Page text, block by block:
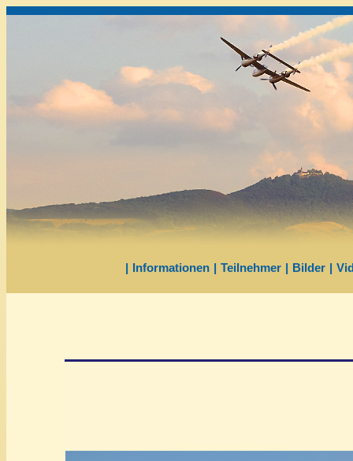
| Informationen | Teilnehmer | Bilder |